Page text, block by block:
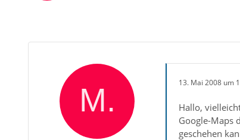
13. Mai 2008 um
Hallo,
Google-Maps
geschehen